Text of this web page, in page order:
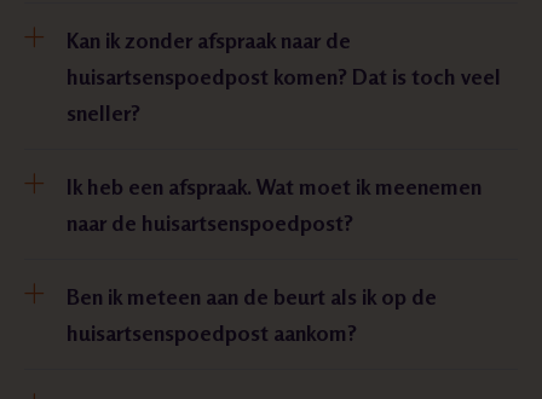
Kan ik zonder afspraak naar de
huisartsenspoedpost komen? Dat is toch veel
sneller?
Ik heb een afspraak. Wat moet ik meenemen
naar de huisartsenspoedpost?
Ben ik meteen aan de beurt als ik op de
huisartsenspoedpost aankom?